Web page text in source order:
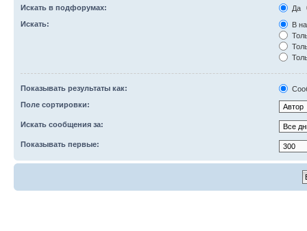
Искать в подфорумах:
Да
Искать:
В
Показывать результаты как:
Поле сортировки:
Искать сообщения за:
Показывать первые: